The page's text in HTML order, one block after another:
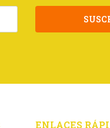
ENLACES